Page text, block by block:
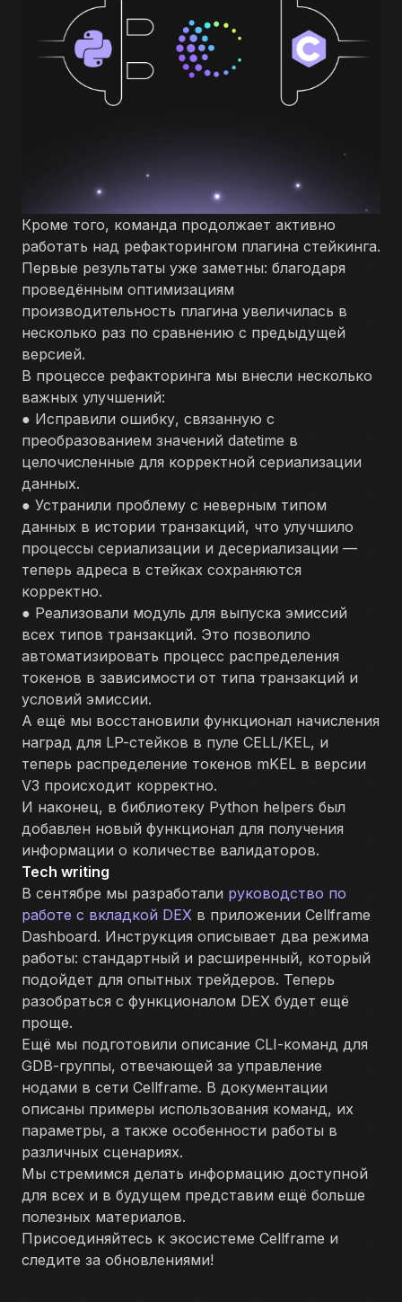
Кроме того, команда продолжает активно
работать над рефакторингом плагина стейкинга.
Первые результаты уже заметны: благодаря
проведённым оптимизациям
производительность плагина увеличилась в
несколько раз по сравнению с предыдущей
версией.
В процессе рефакторинга мы внесли несколько
важных улучшений:
● Исправили ошибку, связанную с
преобразованием значений datetime в
целочисленные для корректной сериализации
данных.
● Устранили проблему с неверным типом
данных в истории транзакций, что улучшило
процессы сериализации и десериализации —
теперь адреса в стейках сохраняются
корректно.
● Реализовали модуль для выпуска эмиссий
всех типов транзакций. Это позволило
автоматизировать процесс распределения
токенов в зависимости от типа транзакций и
условий эмиссии.
А ещё мы восстановили функционал начисления
наград для LP-стейков в пуле CELL/KEL, и
теперь распределение токенов mKEL в версии
V3 происходит корректно.
И наконец, в библиотеку Python helpers был
добавлен новый функционал для получения
информации о количестве валидаторов.
Tech writing
В сентябре мы разработали руководство по
работе с вкладкой DEX в приложении Cellframe
Dashboard. Инструкция описывает два режима
работы: стандартный и расширенный, который
подойдет для опытных трейдеров. Теперь
разобраться с функционалом DEX будет ещё
проще.
Ещё мы подготовили описание CLI-команд для
GDB-группы, отвечающей за управление
нодами в сети Cellframe. В документации
описаны примеры использования команд, их
параметры, а также особенности работы в
различных сценариях.
Мы стремимся делать информацию доступной
для всех и в будущем представим ещё больше
полезных материалов.
Присоединяйтесь к экосистеме Cellframe и
следите за обновлениями!